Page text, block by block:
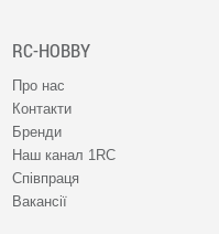
RC-HOBBY
Про нас
Контакти
Бренди
Наш канал 1RC
Співпраця
Вакансії